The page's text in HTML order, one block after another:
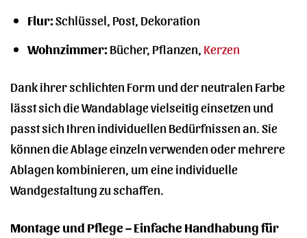
Flur:Schlüssel, Post, Dekoration
Wohnzimmer:Bücher, Pflanzen, Kerzen
Dank ihrer schlichten Form und der neutralen Farbe
lässt sich die Wandablage vielseitig einsetzen und
passt sich Ihren individuellen Bedürfnissen an. Sie
können die Ablage einzeln verwenden oder mehrere
Ablagen kombinieren, um eine individuelle
Wandgestaltung zu schaffen.
Montage und Pflege – Einfache Handhabung für